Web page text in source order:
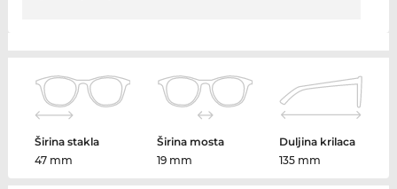
Širina stakla
47 mm
Širina mosta
19 mm
Duljina krilaca
135 mm